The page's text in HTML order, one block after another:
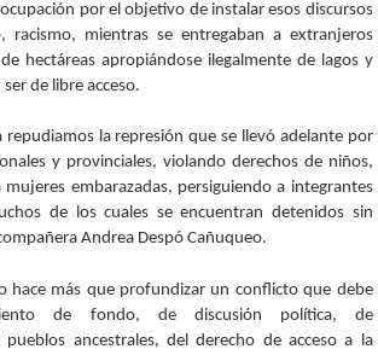
por el objetivo de instalar esos discursos
racismo, mientras se entregaban a extranjeros
hectáreas apropiándose ilegalmente de lagos y
de libre acceso.
repudiamos la represión que se llevó adelante por
y provinciales, violando derechos de niños,
mujeres embarazadas, persiguiendo a integrantes
de los cuales se encuentran detenidos sin
Andrea Despó Cañuqueo.
hace más que profundizar un conflicto que debe
de fondo, de discusión política, de
ancestrales, del derecho de acceso a la